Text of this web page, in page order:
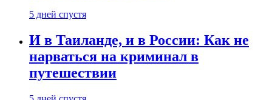
5 дней спустя
И в Таиланде, и в России: Как не
нарваться на криминал в
путешествии